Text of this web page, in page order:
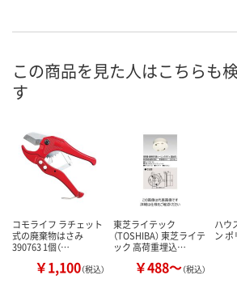
この商品を見た人はこちらも
す
コモライフ ラチェット
式の廃棄物はさみ
390763 1個（…
￥1,100（税込）
東芝ライテック
（TOSHIBA） 東芝ライテ
ック 高荷重埋込…
￥488～（税込）
ハウ
ン